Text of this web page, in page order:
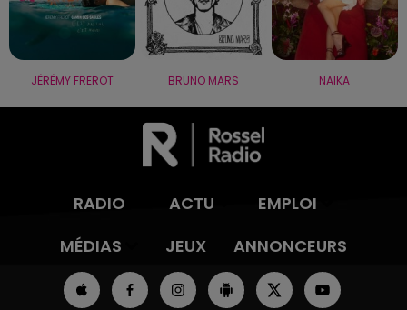
JÉRÉMY FREROT BRUNO MARS NAÏKA
RADIO ACTU
EMPLOI
MÉDIAS
JEUX ANNONCEURS